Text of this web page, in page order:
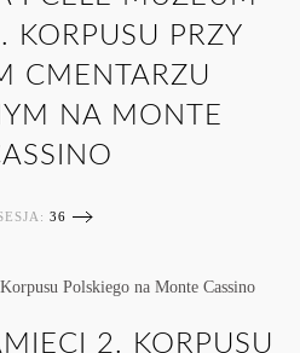
KORPUSU PRZY
CMENTARZU
NA MONTE
36
2. KORPUSU